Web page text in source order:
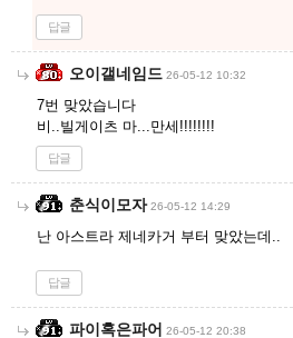
답글
오이갤네임드 26-05-12 10:32
7번 맞았습니다
비..빌게이츠 마...만세!!!!!!!!
답글
춘식이모자 26-05-12 14:29
난 아스트라 제네카거 부터 맞았는데..
답글
파이혹은파어 26-05-12 20:38